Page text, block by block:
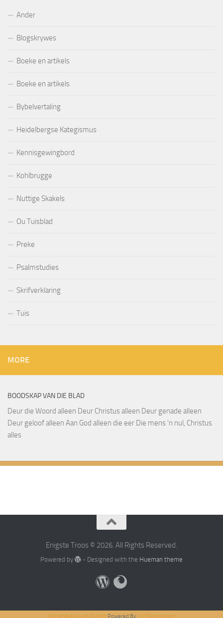
Ander
Blogskrywes
Boeke en artikels
Boeke en artikels
Bybelvertaling
Heidelbergse Kategismus
Kennisgewingbord
Kohlbrugge
Nuttige Skakels
Ou Tuisblad
Preke
Psalmstudies
Skrifverklaring
Tuis
MORE
BOODSKAP VAN DIE BLAD
Deur die Woord alleen Deur Christus alleen Deur genade alleen
Deur geloof alleen Aan God alleen die eer Die mens 'n nul, Christus
alles
Enigste Troos © 2026. All Rights Reserved.
Powered by - Designed with the Hueman theme
Social Media Auto Publish Powered By : XYZScripts.com